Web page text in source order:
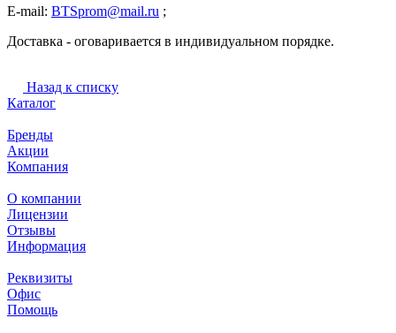
E-mail: BTSprom@mail.ru ;
Доставка - оговаривается в индивидуальном порядке.
Назад к списку
Каталог
Бренды
Акции
Компания
О компании
Лицензии
Отзывы
Информация
Реквизиты
Офис
Помощь